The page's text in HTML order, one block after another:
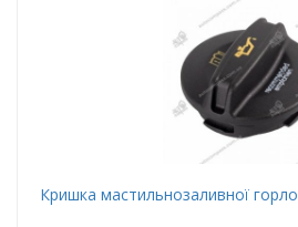
Кришка мастильнозаливної